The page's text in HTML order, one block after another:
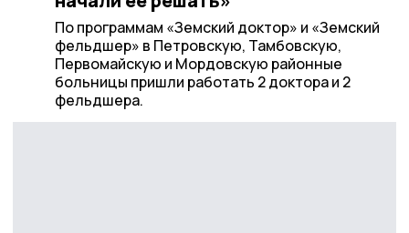
По программам «Земский доктор» и «Земский
фельдшер» в Петровскую, Тамбовскую,
Первомайскую и Мордовскую районные
больницы пришли работать 2 доктора и 2
фельдшера.